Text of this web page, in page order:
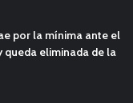
por la mínima ante el
queda eliminada de la